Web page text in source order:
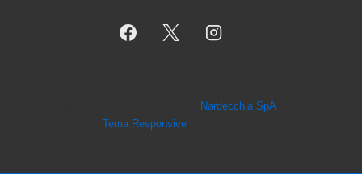
Nardecchia SpA
Tema Responsive